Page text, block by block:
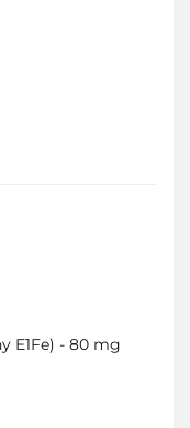
E1Fe) - 80 mg